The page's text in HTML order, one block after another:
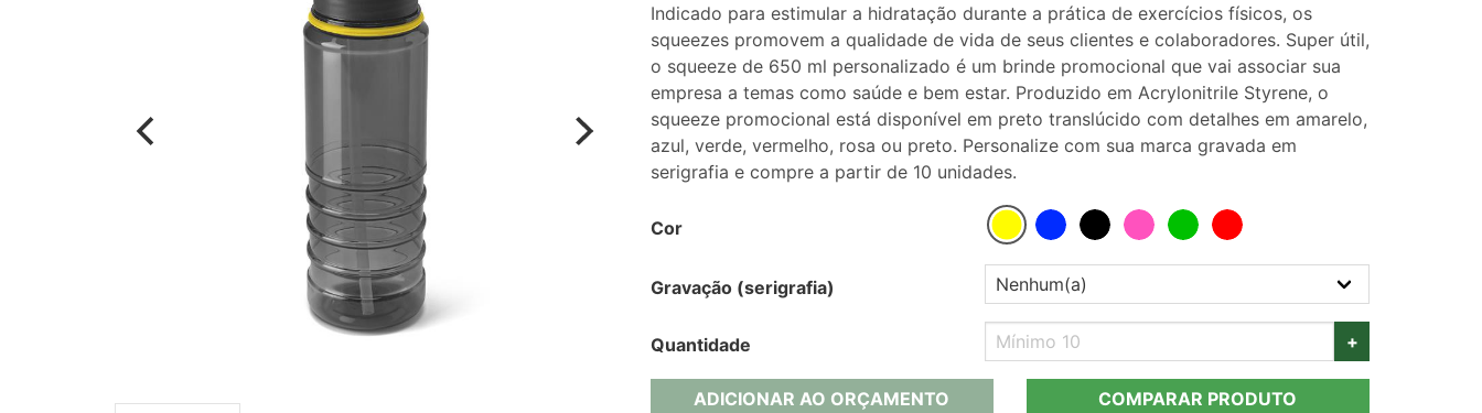
Indicado para estimular a hidratação durante a prática de exercícios físicos, os
squeezes promovem a qualidade de vida de seus clientes e colaboradores. Super útil,
o squeeze de 650 ml personalizado é um brinde promocional que vai associar sua
empresa a temas como saúde e bem estar. Produzido em Acrylonitrile Styrene, o
squeeze promocional está disponível em preto translúcido com detalhes em amarelo,
azul, verde, vermelho, rosa ou preto. Personalize com sua marca gravada em
serigrafia e compre a partir de 10 unidades.
Cor
Gravação (serigrafia)
Quantidade +
ADICIONAR AO ORÇAMENTO COMPARAR PRODUTO